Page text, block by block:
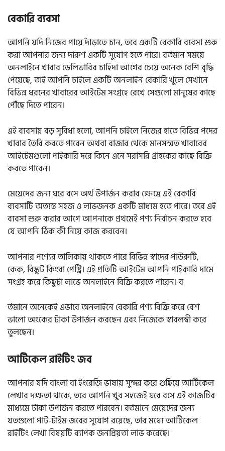
বেকারি ব্যবসা
আপনি যদি নিজের পায়ে দাঁড়াতে চান, তবে একটি বেকারি ব্যবসা শুরু
করা আপনার জন্য দারুণ একটি সুযোগ হতে পারে। বর্তমান সময়ে
অনলাইনে খাবার ডেলিভারির চাহিদা আগের চেয়ে অনেক বেশি বৃদ্ধি
পেয়েছে, তাই আপনি চাইলে একটি অনলাইন বেকারি খুলে সেখানে
বিভিন্ন ধরনের খাবারের আইটেম সংগ্রহে রেখে সেগুলো মানুষের কাছে
পৌঁছে দিতে পারেন।
এই ব্যবসায় বড় সুবিধা হলো, আপনি চাইলে নিজের হাতে বিভিন্ন পদের
খাবার তৈরি করতে পারেন অথবা বাজার থেকে মানসম্মত খাবারের
আইটেমগুলো পাইকারি দরে কিনে এনে সরাসরি গ্রাহকের কাছে বিক্রি
করতে পারেন।
মেয়েদের জন্য ঘরে বসে অর্থ উপার্জন করার ক্ষেত্রে এই বেকারি
ব্যবসাটি অত্যন্ত সহজ ও লাভজনক একটি মাধ্যম হতে পারে। তবে এই
ব্যবসা শুরু করার আগে আপনাকে প্রথমেই পণ্য নির্বাচন করতে হবে
যে আপনি ঠিক কী নিয়ে কাজ করবেন।
আপনার পণ্যের তালিকায় থাকতে পারে বিভিন্ন স্বাদের পাউরুটি,
কেক, বিস্কুট কিংবা পেস্ট্রি। এই প্রতিটি আইটেম আপনি পাইকারি দামে
সংগ্রহ করে কিছুটা লাভে অনলাইনে বিক্রি করতে পারেন। ব
র্তমানে অনেকেই এভাবে অনলাইনে বেকারি পণ্য বিক্রি করে বেশ
ভালো অংকের টাকা উপার্জন করছেন এবং নিজেকে স্বাবলম্বী করে
তুলছেন।
আর্টিকেল রাইটিং জব
আপনার যদি বাংলা বা ইংরেজি ভাষায় সুন্দর করে গুছিয়ে আর্টিকেল
লেখার দক্ষতা থাকে, তবে আপনি খুব সহজেই ঘরে বসে এই কাজটির
মাধ্যমে টাকা উপার্জন করতে পারবেন। বর্তমানে মেয়েদের জন্য
যতগুলো পার্ট-টাইম জবের সুযোগ রয়েছে, তার মধ্যে আর্টিকেল
রাইটিং লেখা বিষয়টি ব্যাপক জনপ্রিয়তা লাভ করেছে।